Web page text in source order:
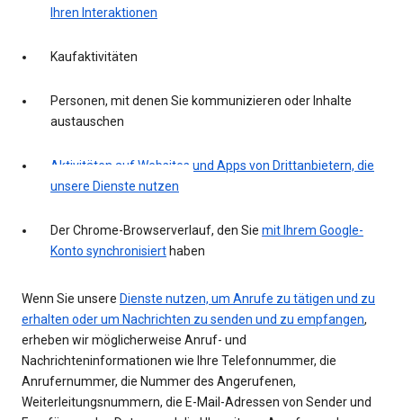
Ihren Interaktionen
Kaufaktivitäten
Personen, mit denen Sie kommunizieren oder Inhalte
austauschen
Aktivitäten auf Websites und Apps von Drittanbietern, die
unsere Dienste nutzen
Der Chrome-Browserverlauf, den Sie mit Ihrem Google-
Konto synchronisiert haben
Wenn Sie unsere Dienste nutzen, um Anrufe zu tätigen und zu
erhalten oder um Nachrichten zu senden und zu empfangen,
erheben wir möglicherweise Anruf- und
Nachrichteninformationen wie Ihre Telefonnummer, die
Anrufernummer, die Nummer des Angerufenen,
Weiterleitungsnummern, die E-Mail-Adressen von Sender und